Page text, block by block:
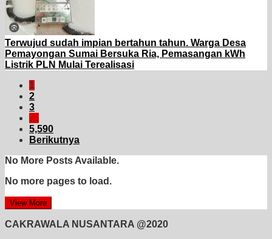
Terwujud sudah impian bertahun tahun. Warga Desa
Pemayongan Sumai Bersuka Ria, Pemasangan kWh
Listrik PLN Mulai Terealisasi
1
2
3
…
5,590
Berikutnya
No More Posts Available.
No more pages to load.
View More
CAKRAWALA NUSANTARA @2020